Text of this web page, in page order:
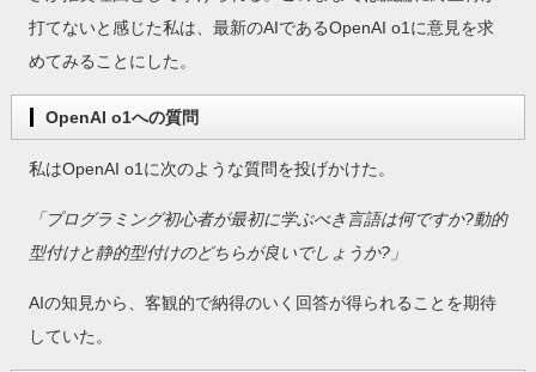
打てないと感じた私は、最新のAIであるOpenAI o1に意見を求
めてみることにした。
OpenAI o1への質問
私はOpenAI o1に次のような質問を投げかけた。
「プログラミング初心者が最初に学ぶべき言語は何ですか?動的
型付けと静的型付けのどちらが良いでしょうか?」
AIの知見から、客観的で納得のいく回答が得られることを期待
していた。